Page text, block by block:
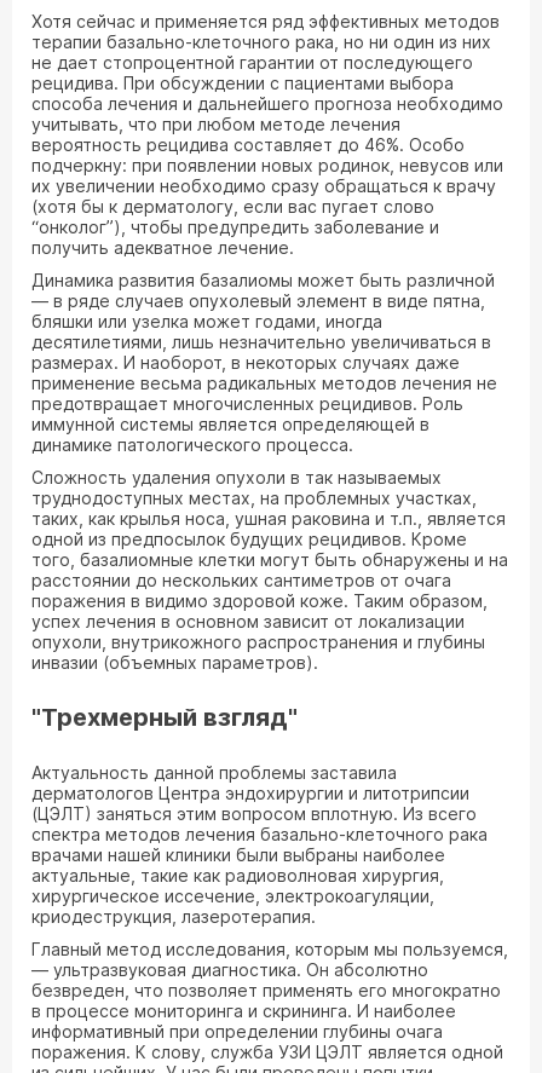
Хотя сейчас и применяется ряд эффективных методов
терапии базально-клеточного рака, но ни один из них
не дает стопроцентной гарантии от последующего
рецидива. При обсуждении с пациентами выбора
способа лечения и дальнейшего прогноза необходимо
учитывать, что при любом методе лечения
вероятность рецидива составляет до 46%. Особо
подчеркну: при появлении новых родинок, невусов или
их увеличении необходимо сразу обращаться к врачу
(хотя бы к дерматологу, если вас пугает слово
“онколог”), чтобы предупредить заболевание и
получить адекватное лечение.
Динамика развития базалиомы может быть различной
— в ряде случаев опухолевый элемент в виде пятна,
бляшки или узелка может годами, иногда
десятилетиями, лишь незначительно увеличиваться в
размерах. И наоборот, в некоторых случаях даже
применение весьма радикальных методов лечения не
предотвращает многочисленных рецидивов. Роль
иммунной системы является определяющей в
динамике патологического процесса.
Сложность удаления опухоли в так называемых
труднодоступных местах, на проблемных участках,
таких, как крылья носа, ушная раковина и т.п., является
одной из предпосылок будущих рецидивов. Кроме
того, базалиомные клетки могут быть обнаружены и на
расстоянии до нескольких сантиметров от очага
поражения в видимо здоровой коже. Таким образом,
успех лечения в основном зависит от локализации
опухоли, внутрикожного распространения и глубины
инвазии (объемных параметров).
"Трехмерный взгляд"
Актуальность данной проблемы заставила
дерматологов Центра эндохирургии и литотрипсии
(ЦЭЛТ) заняться этим вопросом вплотную. Из всего
спектра методов лечения базально-клеточного рака
врачами нашей клиники были выбраны наиболее
актуальные, такие как радиоволновая хирургия,
хирургическое иссечение, электрокоагуляции,
криодеструкция, лазеротерапия.
Главный метод исследования, которым мы пользуемся,
— ультразвуковая диагностика. Он абсолютно
безвреден, что позволяет применять его многократно
в процессе мониторинга и скрининга. И наиболее
информативный при определении глубины очага
поражения. К слову, служба УЗИ ЦЭЛТ является одной